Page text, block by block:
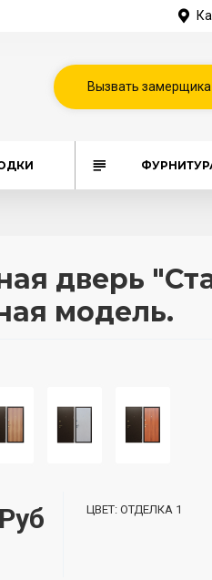
Вызвать замерщика
дверь
модель.
ЦВЕТ: ОТДЕЛКА 1